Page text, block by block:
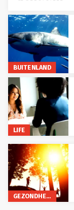
BUITENLAND
LIFE
GEZONDHEID